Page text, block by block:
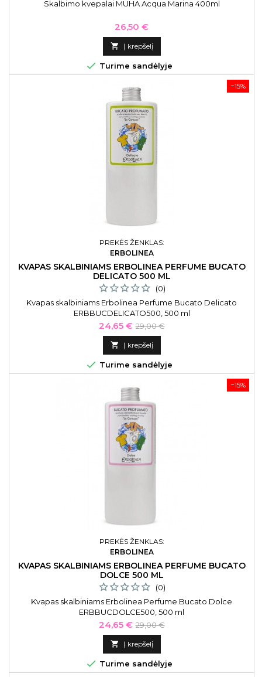
Skalbimo kvepalai MUHA Acqua Marina 400ml
Kaina
26,50 €
 Į krepšelį
 Turime sandėlyje
−15%
PREKĖS ŽENKLAS:
ERBOLINEA
KVAPAS SKALBINIAMS ERBOLINEA PERFUME BUCATO
DELICATO 500 ML
(0)
Kvapas skalbiniams Erbolinea Perfume Bucato Delicato
ERBBUCDELICATO500, 500 ml
Kaina
24,65 € Bazinė
kaina
29,00 €
 Į krepšelį
 Turime sandėlyje
−15%
PREKĖS ŽENKLAS:
ERBOLINEA
KVAPAS SKALBINIAMS ERBOLINEA PERFUME BUCATO
DOLCE 500 ML
(0)
Kvapas skalbiniams Erbolinea Perfume Bucato Dolce
ERBBUCDOLCE500, 500 ml
Kaina
24,65 € Bazinė
kaina
29,00 €
 Į krepšelį
 Turime sandėlyje